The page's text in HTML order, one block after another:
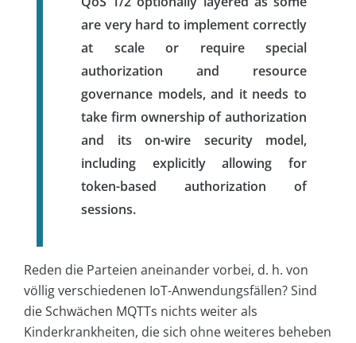
are very hard to implement correctly
at scale or require special
authorization and resource
governance models, and it needs to
take firm ownership of authorization
and its on-wire security model,
including explicitly allowing for
token-based authorization of
sessions.
Reden die Parteien aneinander vorbei, d. h. von
völlig verschiedenen IoT-Anwendungsfällen? Sind
die Schwächen MQTTs nichts weiter als
Kinderkrankheiten, die sich ohne weiteres beheben